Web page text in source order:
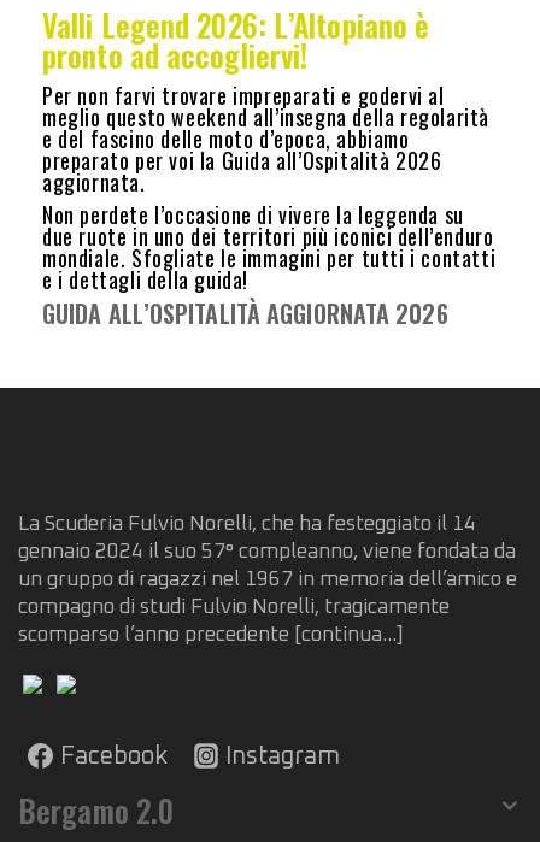
Valli Legend 2026: L’Altopiano è
pronto ad accogliervi!
Per non farvi trovare impreparati e godervi al
meglio questo weekend all’insegna della regolarità
e del fascino delle moto d’epoca, abbiamo
preparato per voi la Guida all’Ospitalità 2026
aggiornata.
Non perdete l’occasione di vivere la leggenda su
due ruote in uno dei territori più iconici dell’enduro
mondiale. Sfogliate le immagini per tutti i contatti
e i dettagli della guida!
GUIDA ALL’OSPITALITÀ AGGIORNATA 2026
La Scuderia Fulvio Norelli, che ha festeggiato il 14
gennaio 2024 il suo 57° compleanno, viene fondata da
un gruppo di ragazzi nel 1967 in memoria dell’amico e
compagno di studi Fulvio Norelli, tragicamente
scomparso l’anno precedente
[continua...]
Facebook Instagram
Bergamo 2.0